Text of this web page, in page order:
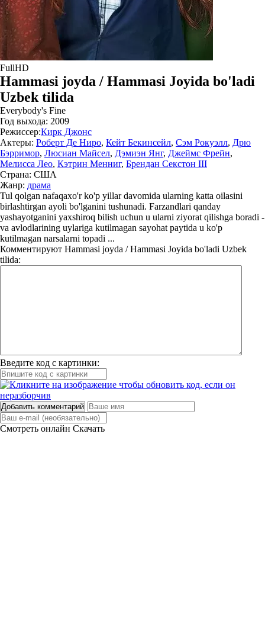
FullHD
Hammasi joyda / Hammasi Joyida bo'ladi
Uzbek tilida
Everybody's Fine
Год выхода: 2009
Режиссер:Кирк Джонс
Актеры: Роберт Де Ниро, Кейт Бекинсейл, Сэм Рокуэлл, Дрю
Бэрримор, Люсиан Майсел, Дэмиэн Янг, Джеймс Фрейн,
Мелисса Лео, Кэтрин Менниг, Брендан Секстон III
Страна: США
Жанр: драма
Tul qolgan nafaqaxo'r ko'p yillar davomida ularning katta oilasini
birlashtirgan ayoli bo'lganini tushunadi. Farzandlari qanday
yashayotganini yaxshiroq bilish uchun u ularni ziyorat qilishga boradi -
va avlodlarining uylariga kutilmagan sayohat paytida u ko'p
kutilmagan narsalarni topadi ...
Комментируют Hammasi joyda / Hammasi Joyida bo'ladi Uzbek
tilida:
Введите код с картинки:
Добавить комментарий
Смотреть онлайн Скачать